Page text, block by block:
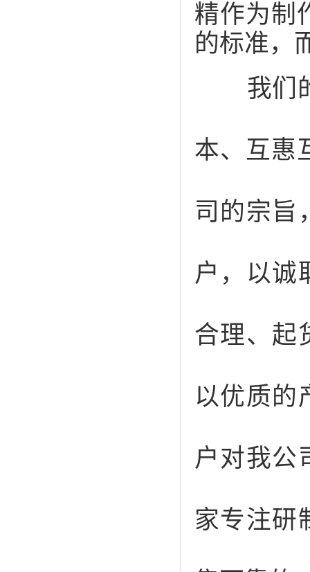
精作为制
的标准，
我们的
本、互惠
司的宗旨
户，以诚
合理、起
以优质的
户对我公
家专注研